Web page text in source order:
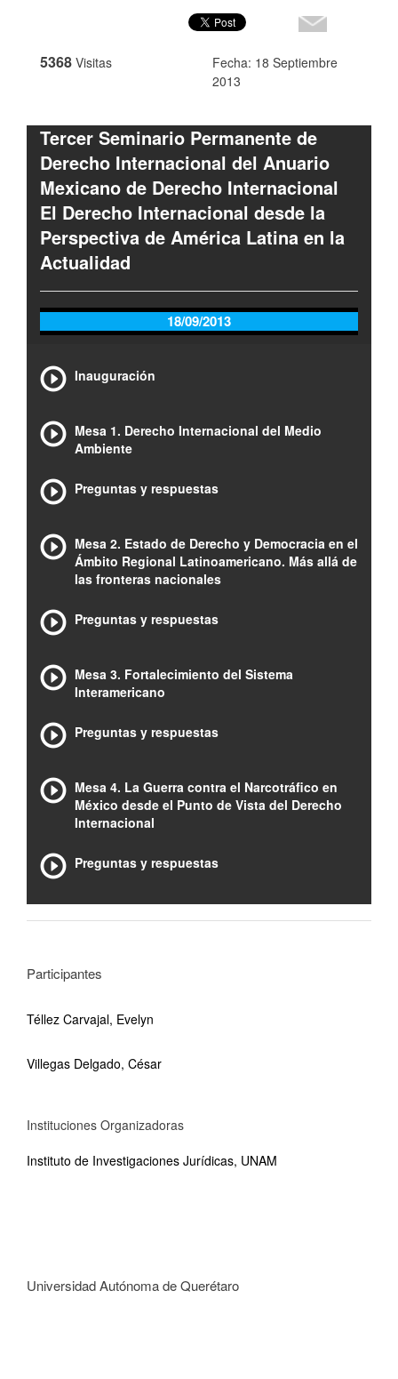
5368 Visitas
Fecha: 18 Septiembre
2013
Tercer Seminario Permanente de
Derecho Internacional del Anuario
Mexicano de Derecho Internacional
El Derecho Internacional desde la
Perspectiva de América Latina en la
Actualidad
18/09/2013
Inauguración
Mesa 1. Derecho Internacional del Medio
Ambiente
Preguntas y respuestas
Mesa 2. Estado de Derecho y Democracia en el
Ámbito Regional Latinoamericano. Más allá de
las fronteras nacionales
Preguntas y respuestas
Mesa 3. Fortalecimiento del Sistema
Interamericano
Preguntas y respuestas
Mesa 4. La Guerra contra el Narcotráfico en
México desde el Punto de Vista del Derecho
Internacional
Preguntas y respuestas
Participantes
Téllez Carvajal, Evelyn
Villegas Delgado, César
Instituciones Organizadoras
Instituto de Investigaciones Jurídicas, UNAM
Universidad Autónoma de Querétaro